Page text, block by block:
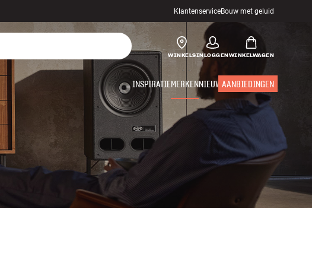
KlantenserviceBouw met geluid
WINKELSINLOGGENWINKELWAGEN
INSPIRATIEMERKENNIEUW AANBIEDINGEN